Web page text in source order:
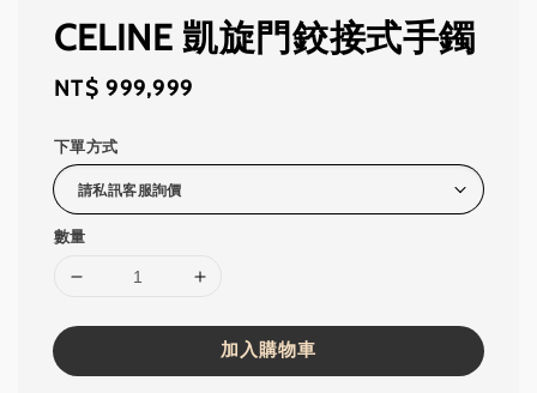
CELINE 凱旋門鉸接式手鐲
Regular
NT$ 999,999
下單方式
數量
加入購物車